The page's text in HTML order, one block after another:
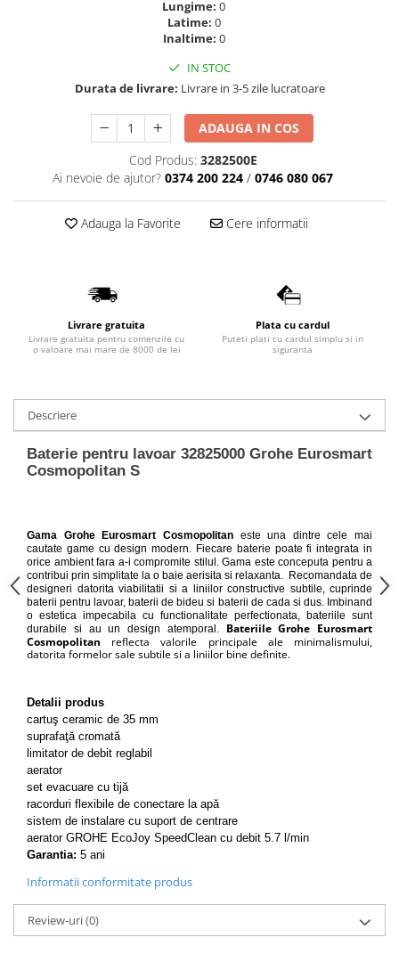
Lavoare sub blat
Lavoare pe mobilier
Lavoare incastrabile
Lavoare suspendate,semipiedestal
Bideuri
Bideuri suspendate
Vase WC stative
WC pentru persoane cu dizabilitati
Capace
Capace WC clasice
Capace bideuri
Pisoare
Lungime: 0
Latime: 0
Inaltime: 0
IN STOC
Durata de livrare: Livrare in 3-5 zile lucratoare
ADAUGA IN COS
Cod Produs: 3282500E
Ai nevoie de ajutor? 0374 200 224 / 0746 080 067
Adauga la Favorite Cere informatii
Livrare gratuita
Livrare gratuita pentru comenzile cu
o valoare mai mare de 8000 de lei
Plata cu cardul
Puteti plati cu cardul simplu si in
siguranta
Descriere
Baterie pentru lavoar 32825000 Grohe Eurosmart
Cosmopolitan S
Gama Grohe Eurosmart Cosmopolitaneste una dintre cele mai
cautate game cu design modern. Fiecare baterie poate fi integrata in
orice ambient fara a-i compromite stilul. Gama este conceputa pentru a
contribui prin simplitate la o baie aerisita si relaxanta. Recomandata de
designeri datorita viabilitatii si a liniilor constructive subtile, cuprinde
baterii pentru lavoar, baterii de bideu si baterii de cada si dus. Imbinand
o estetica impecabila cu functionalitate perfectionata, bateriile sunt
durabile si au un design atemporal.
Bateriile Grohe Eurosmart
Cosmopolitan reflecta valorile principale ale minimalismului,
datorita formelor sale subtile si a liniilor bine definite.
Detalii produs
cartuş ceramic de 35 mm
suprafaţă cromată
limitator de debit reglabil
aerator
set evacuare cu tijă
racorduri flexibile de conectare la apă
sistem de instalare cu suport de centrare
aerator GROHE EcoJoy SpeedClean cu debit 5.7 l/min
Garantia: 5 ani
Informatii conformitate produs
Review-uri(0)